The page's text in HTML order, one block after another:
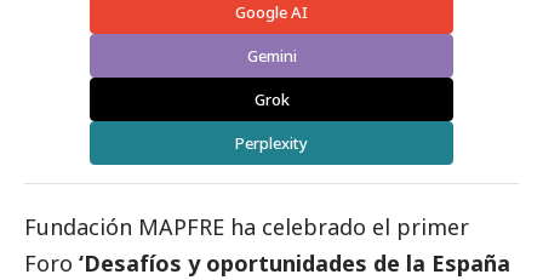
Google AI
Gemini
Grok
Perplexity
Fundación MAPFRE ha celebrado el primer
Foro ‘Desafíos y oportunidades de la España